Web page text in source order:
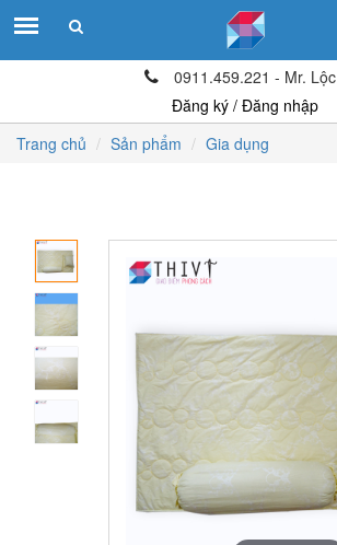
0911.459.221 - Mr. Lộc
Đăng ký / Đăng nhập
Trang chủ Sản phẩm Gia dụng